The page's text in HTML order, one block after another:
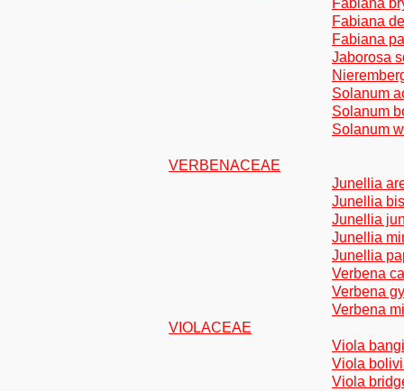
Fabiana
Fabiana
Fabiana
Jaborosa
Solanum
Solanum
Solanum
VERBENACEAE
Junellia
Junellia
Junellia
Junellia
Junellia
Verbena
Verbena
Verbena
VIOLACEAE
Viola
Viola
Viola